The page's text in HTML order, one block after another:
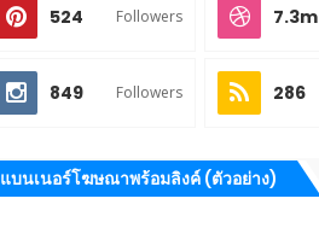
524 Followers 7.3m
849 Followers 286
แบนเนอร์โฆษณาพร้อมลิงค์ (ตัวอย่าง)